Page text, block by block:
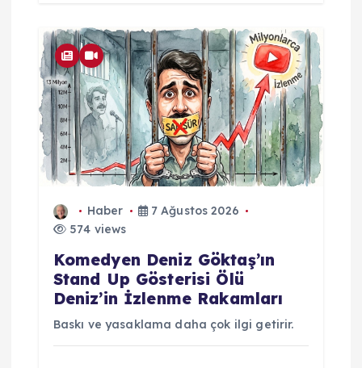
Haber
7 Ağustos 2026
574 views
Komedyen Deniz Göktaş’ın
Stand Up Gösterisi Ölü
Deniz’in İzlenme Rakamları
Baskı ve yasaklama daha çok ilgi getirir.